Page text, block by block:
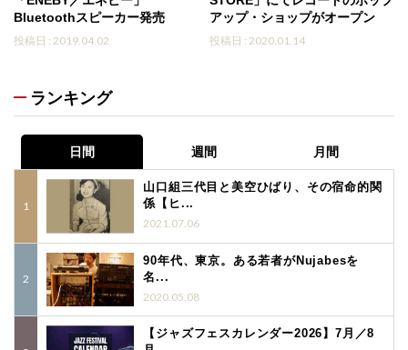
Bluetoothスピーカー発売
投稿日 : 2019.04.02
アップ・ショップがオープン
投稿日 : 2020.01.14
ランキング
日間 週間 月間
山口組三代目と美空ひばり、その宿命的関
係【ヒ...
2021.07.06
90年代、東京。ある若者がNujabesを
名...
2020.05.08
【ジャズフェスカレンダー2026】7月／8